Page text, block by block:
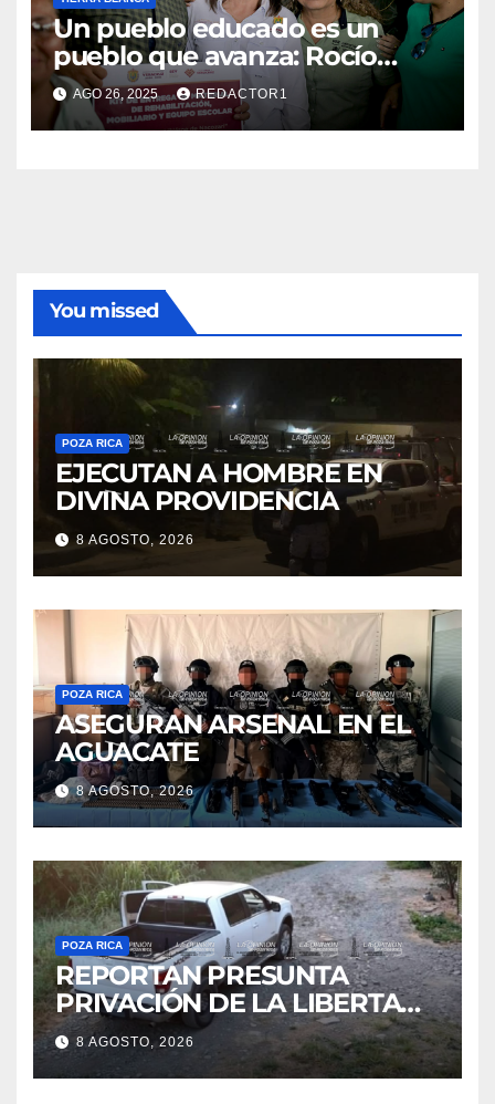
Un pueblo educado es un
pueblo que avanza: Rocío
Nahle
AGO 26, 2025 REDACTOR1
You missed
POZA RICA
EJECUTAN A HOMBRE EN
DIVINA PROVIDENCIA
8 AGOSTO, 2026
POZA RICA
ASEGURAN ARSENAL EN EL
AGUACATE
8 AGOSTO, 2026
POZA RICA
REPORTAN PRESUNTA
PRIVACIÓN DE LA LIBERTAD
DE DOS HOMBRES EN CERRO
AZUL; HORAS DESPUÉS
HABRÍAN SIDO LIBERADOS
8 AGOSTO, 2026